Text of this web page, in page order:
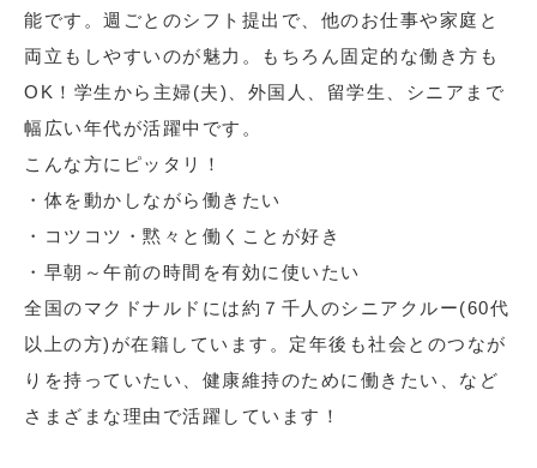
能です。週ごとのシフト提出で、他のお仕事や家庭と
両立もしやすいのが魅力。もちろん固定的な働き方も
OK！学生から主婦(夫)、外国人、留学生、シニアまで
幅広い年代が活躍中です。
こんな方にピッタリ！
・体を動かしながら働きたい
・コツコツ・黙々と働くことが好き
・早朝～午前の時間を有効に使いたい
全国のマクドナルドには約７千人のシニアクルー(60代
以上の方)が在籍しています。定年後も社会とのつなが
りを持っていたい、健康維持のために働きたい、など
さまざまな理由で活躍しています！